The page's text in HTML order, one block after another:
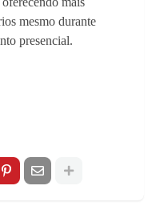
mesmo durante
presencial.